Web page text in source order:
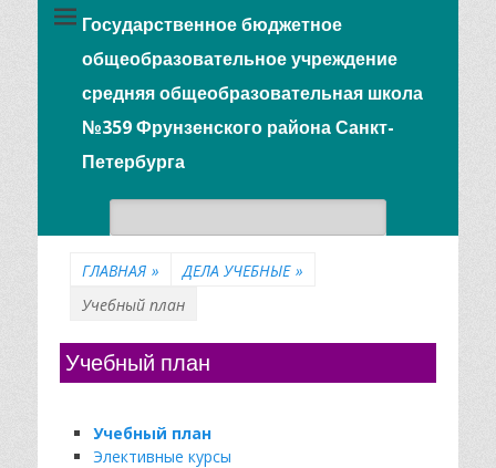
Государственное бюджетное
общеобразовательное учреждение
средняя общеобразовательная школа
№359 Фрунзенского района Санкт-
Петербурга
ГЛАВНАЯ » ДЕЛА УЧЕБНЫЕ »
Учебный план
Учебный план
Учебный план
Элективные курсы